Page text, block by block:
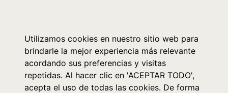
Utilizamos cookies en nuestro sitio web para
brindarle la mejor experiencia más relevante
acordando sus preferencias y visitas
repetidas. Al hacer clic en 'ACEPTAR TODO',
acepta el uso de todas las cookies. De forma